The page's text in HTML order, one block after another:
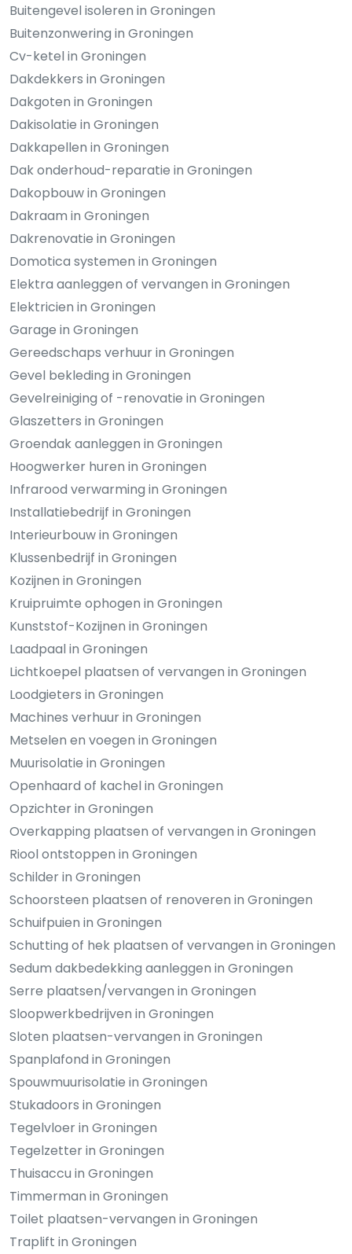
Buitengevel isoleren in Groningen
Buitenzonwering in Groningen
Cv-ketel in Groningen
Dakdekkers in Groningen
Dakgoten in Groningen
Dakisolatie in Groningen
Dakkapellen in Groningen
Dak onderhoud-reparatie in Groningen
Dakopbouw in Groningen
Dakraam in Groningen
Dakrenovatie in Groningen
Domotica systemen in Groningen
Elektra aanleggen of vervangen in Groningen
Elektricien in Groningen
Garage in Groningen
Gereedschaps verhuur in Groningen
Gevel bekleding in Groningen
Gevelreiniging of -renovatie in Groningen
Glaszetters in Groningen
Groendak aanleggen in Groningen
Hoogwerker huren in Groningen
Infrarood verwarming in Groningen
Installatiebedrijf in Groningen
Interieurbouw in Groningen
Klussenbedrijf in Groningen
Kozijnen in Groningen
Kruipruimte ophogen in Groningen
Kunststof-Kozijnen in Groningen
Laadpaal in Groningen
Lichtkoepel plaatsen of vervangen in Groningen
Loodgieters in Groningen
Machines verhuur in Groningen
Metselen en voegen in Groningen
Muurisolatie in Groningen
Openhaard of kachel in Groningen
Opzichter in Groningen
Overkapping plaatsen of vervangen in Groningen
Riool ontstoppen in Groningen
Schilder in Groningen
Schoorsteen plaatsen of renoveren in Groningen
Schuifpuien in Groningen
Schutting of hek plaatsen of vervangen in Groningen
Sedum dakbedekking aanleggen in Groningen
Serre plaatsen/vervangen in Groningen
Sloopwerkbedrijven in Groningen
Sloten plaatsen-vervangen in Groningen
Spanplafond in Groningen
Spouwmuurisolatie in Groningen
Stukadoors in Groningen
Tegelvloer in Groningen
Tegelzetter in Groningen
Thuisaccu in Groningen
Timmerman in Groningen
Toilet plaatsen-vervangen in Groningen
Traplift in Groningen